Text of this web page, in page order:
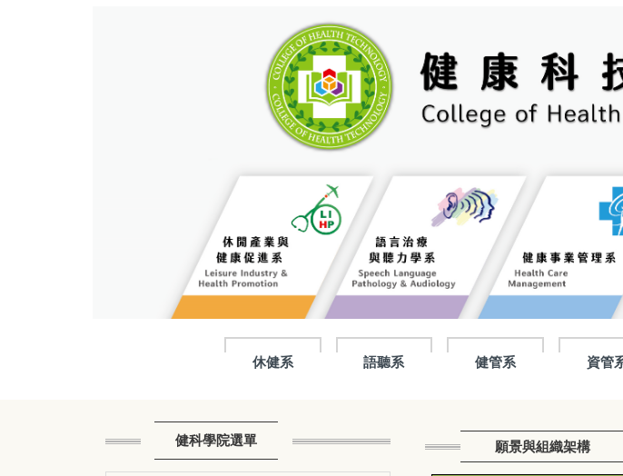
休健系 語聽系 健管系 資管
健科學院選單 願景與組織架構